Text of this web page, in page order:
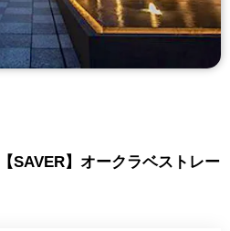
SAVER】オークラベストレー